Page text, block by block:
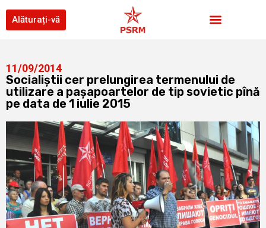
Alăturați-vă
11/09/2014
Socialiştii cer prelungirea termenului de
utilizare a paşapoartelor de tip sovietic pînă
pe data de 1 iulie 2015